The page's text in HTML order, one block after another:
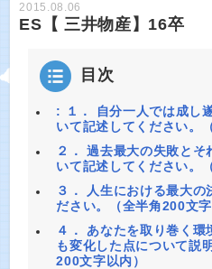
2015.08.06
ES【 三井物産】16卒
目次
: １． 自分一人では成し
いて記述してください。
２． 過去最大の失敗と
いて記述してください。
３． 人生における最大の
ださい。（全半角200文字
４． あなたを取り巻く
も変化した点について説
200文字以内）